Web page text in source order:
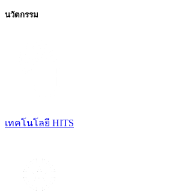
นวัตกรรม
เทคโนโลยี HITS